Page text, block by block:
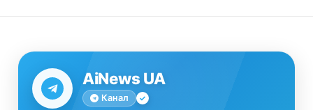
AiNews UA
Канал